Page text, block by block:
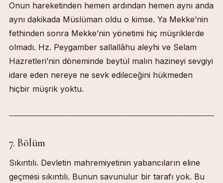
Onun hareketinden hemen ardından hemen aynı anda
aynı dakikada Müslüman oldu o kimse. Ya Mekke’nin
fethinden sonra Mekke’nin yönetimi hiç müşriklerde
olmadı. Hz. Peygamber sallallâhu aleyhi ve Selam
Hazretleri’nin döneminde beytül malın hazineyi sevgiyi
idare eden nereye ne sevk edileceğini hükmeden
hiçbir müşrik yoktu.
7. Bölüm
Sıkıntılı. Devletin mahremiyetinin yabancıların eline
geçmesi sıkıntılı. Bunun savunulur bir tarafı yok. Bu